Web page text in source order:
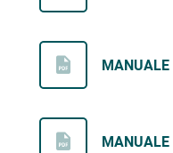
MANUALE
MANUALE